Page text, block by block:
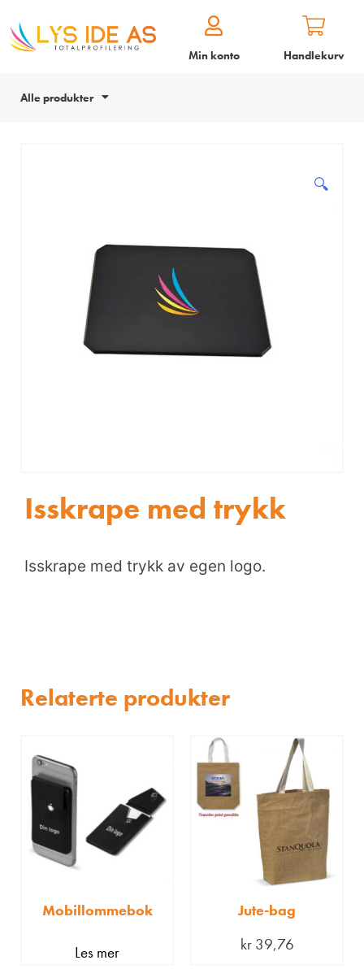
Min konto Handlekurv
Alle produkter
🔍
Isskrape med trykk
Isskrape med trykk av egen logo.
Relaterte produkter
Mobillommebok
Les mer
Jute-bag
kr39,76